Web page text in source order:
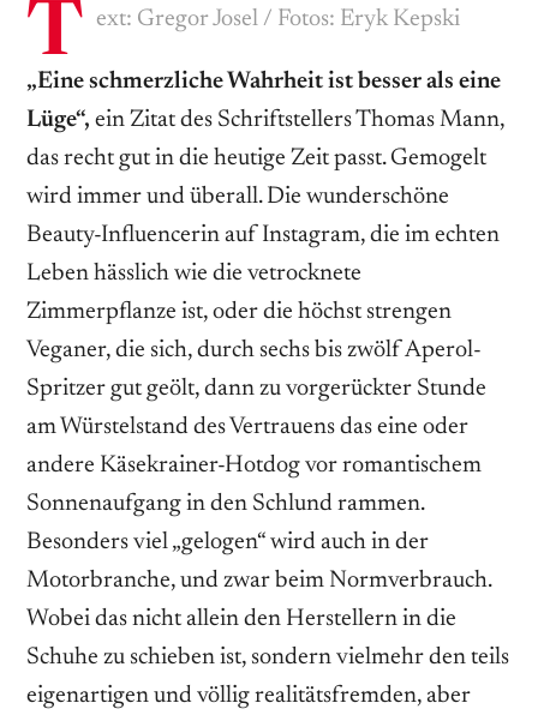
T ext: Gregor Josel / Fotos: Eryk Kepski
„Eine schmerzliche Wahrheit ist besser als eine
Lüge“, ein Zitat des Schriftstellers Thomas Mann,
das recht gut in die heutige Zeit passt. Gemogelt
wird immer und überall. Die wunderschöne
Beauty-Influencerin auf Instagram, die im echten
Leben hässlich wie die vetrocknete
Zimmerpflanze ist, oder die höchst strengen
Veganer, die sich, durch sechs bis zwölf Aperol-
Spritzer gut geölt, dann zu vorgerückter Stunde
am Würstelstand des Vertrauens das eine oder
andere Käsekrainer-Hotdog vor romantischem
Sonnenaufgang in den Schlund rammen.
Besonders viel „gelogen“ wird auch in der
Motorbranche, und zwar beim Normverbrauch.
Wobei das nicht allein den Herstellern in die
Schuhe zu schieben ist, sondern vielmehr den teils
eigenartigen und völlig realitätsfremden, aber